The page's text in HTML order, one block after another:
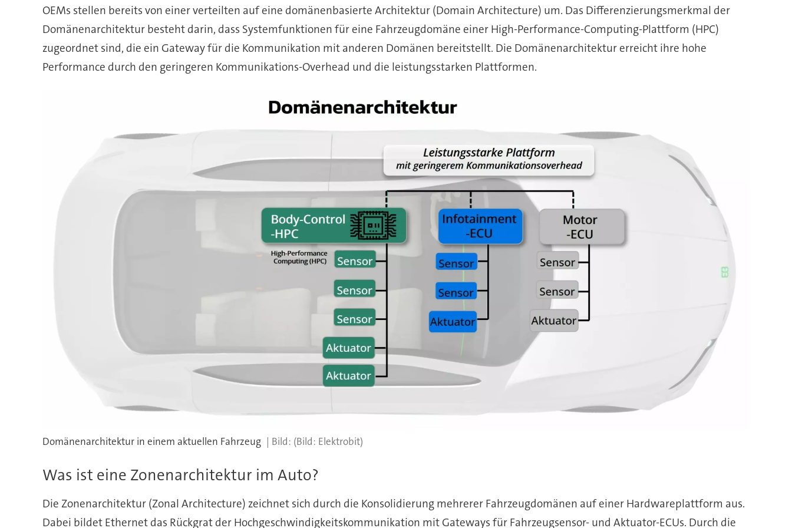
OEMs stellen bereits von einer verteilten auf eine domänenbasierte Architektur (Domain Architecture) um. Das Differenzierungsmerkmal der
Domänenarchitektur besteht darin, dass Systemfunktionen für eine Fahrzeugdomäne einer High-Performance-Computing-Plattform (HPC)
zugeordnet sind, die ein Gateway für die Kommunikation mit anderen Domänen bereitstellt. Die Domänenarchitektur erreicht ihre hohe
Performance durch den geringeren Kommunikations-Overhead und die leistungsstarken Plattformen.
Domänenarchitektur in einem aktuellen Fahrzeug (Bild: Elektrobit)
Was ist eine Zonenarchitektur im Auto?
Die Zonenarchitektur (Zonal Architecture) zeichnet sich durch die Konsolidierung mehrerer Fahrzeugdomänen auf einer Hardwareplattform aus.
Dabei bildet Ethernet das Rückgrat der Hochgeschwindigkeitskommunikation mit Gateways für Fahrzeugsensor- und Aktuator-ECUs. Durch die